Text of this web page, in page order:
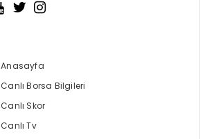
Anasayfa
Canlı Borsa Bilgileri
Canlı Skor
Canlı Tv